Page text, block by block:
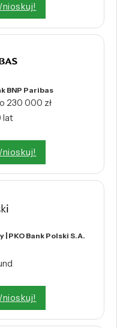
BNP Paribas
230 000 zł
lat
PKO Bank Polski S.A.